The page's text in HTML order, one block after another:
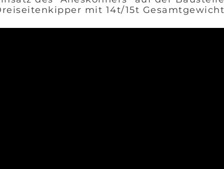
mit 14t/15t Gesamtgewicht